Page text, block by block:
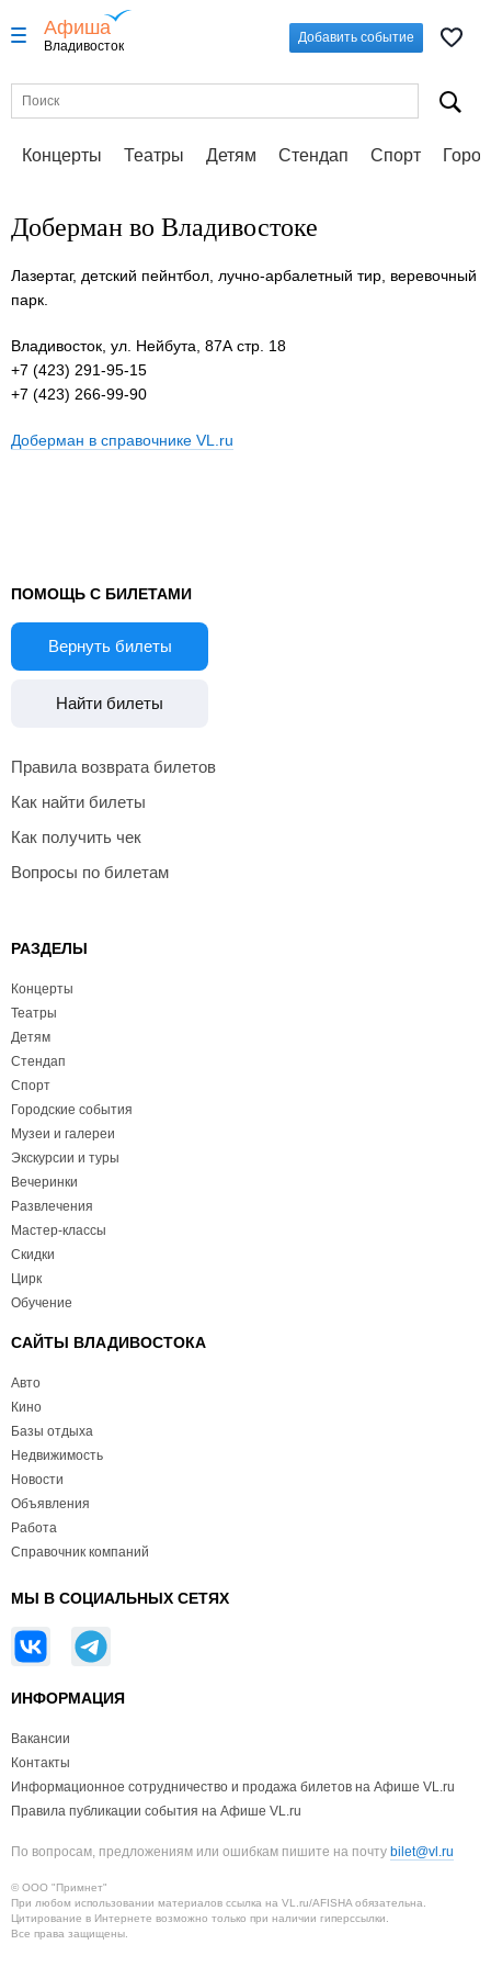
Афиша
Владивосток
Добавить событие
Концерты Театры Детям Стендап Спорт
Доберман во Владивостоке
Лазертаг, детский пейнтбол, лучно-арбалетный тир, веревочный
парк.
Владивосток, ул. Нейбута, 87А стр. 18
+7 (423) 291-95-15
+7 (423) 266-99-90
Доберман в справочнике VL.ru
ПОМОЩЬ С БИЛЕТАМИ
Вернуть билеты
Найти билеты
Правила возврата билетов
Как найти билеты
Как получить чек
Вопросы по билетам
РАЗДЕЛЫ
Концерты
Театры
Детям
Стендап
Спорт
Городские события
Музеи и галереи
Экскурсии и туры
Вечеринки
Развлечения
Мастер-классы
Скидки
Цирк
Обучение
САЙТЫ ВЛАДИВОСТОКА
Авто
Кино
Базы отдыха
Недвижимость
Новости
Объявления
Работа
Справочник компаний
МЫ В СОЦИАЛЬНЫХ СЕТЯХ
ИНФОРМАЦИЯ
Вакансии
Контакты
Информационное сотрудничество и продажа билетов на Афише VL.ru
Правила публикации события на Афише VL.ru
По вопросам, предложениям или ошибкам пишите на почту bilet@vl.ru
© ООО "Примнет"
При любом использовании материалов ссылка на VL.ru/AFISHA обязательна.
Цитирование в Интернете возможно только при наличии гиперссылки.
Все права защищены.